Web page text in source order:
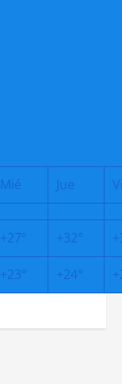
Mié Jue
+27° +32° +
+23° +24° +